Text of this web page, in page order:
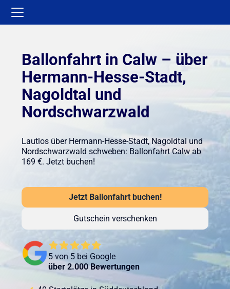
Ballonfahrt in Calw – über
Hermann-Hesse-Stadt,
Nagoldtal und
Nordschwarzwald
Lautlos über Hermann-Hesse-Stadt, Nagoldtal und
Nordschwarzwald schweben: Ballonfahrt Calw ab
169 €. Jetzt buchen!
Jetzt Ballonfahrt buchen!
Gutschein verschenken
5 von 5 bei Google
über 2.000 Bewertungen